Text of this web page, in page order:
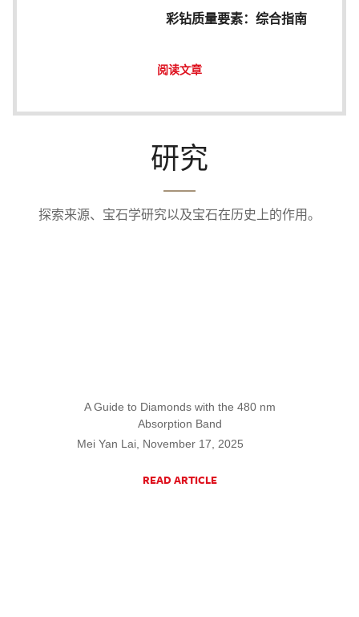
彩钻质量要素：综合指南
阅读文章
研究
探索来源、宝石学研究以及宝石在历史上的作用。
A Guide to Diamonds with the 480 nm
Absorption Band
Mei Yan Lai, November 17, 2025
READ ARTICLE